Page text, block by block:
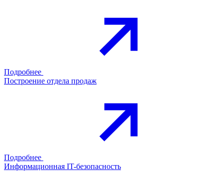
Подробнее
Построение отдела продаж
Подробнее
Информационная IT-безопасность